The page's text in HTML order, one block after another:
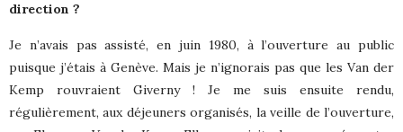
direction ?
Je n’avais pas assisté, en juin 1980, à l’ouverture au public
puisque j’étais à Genève. Mais je n’ignorais pas que les Van der
Kemp rouvraient Giverny ! Je me suis ensuite rendu,
régulièrement, aux déjeuners organisés, la veille de l’ouverture,